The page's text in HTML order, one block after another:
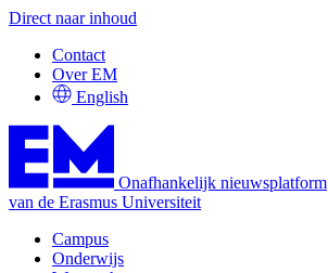
Direct naar inhoud
Contact
Over EM
English
Onafhankelijk nieuwsplatform
van de Erasmus Universiteit
Campus
Onderwijs